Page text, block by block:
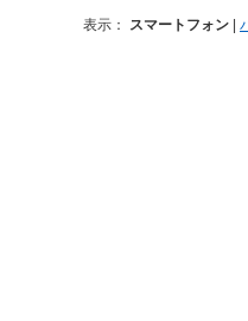
表示： スマートフォン